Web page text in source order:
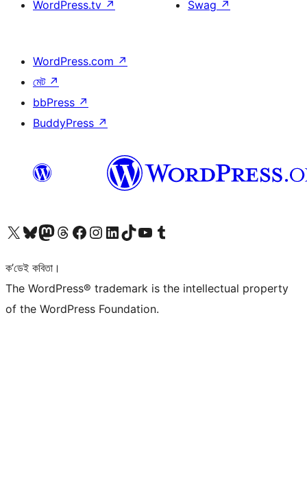
WordPress.tv ↗
Swag ↗
WordPress.com ↗
মেট ↗
bbPress ↗
BuddyPress ↗
আমাৰ X (আগৰ Twitter) একাউণ্টলৈ যাওকআমাৰ Bluesky একাউণ্টলৈ যাওকআমাৰ Mastodon একাউণ্টলৈ যাওকআমাৰ Threads একাউণ্টলৈ যাওকআমাৰ Facebook পৃষ্ঠালৈ যাওকআমাৰ Instagram একাউণ্টলৈ যাওকআমাৰ LinkedIn একাউণ্টলৈ যাওকআমাৰ TikTok একাউণ্টলৈ যাওকআমাৰ YouTube চেনেললৈ যাওকআমাৰ Tumblr একাউণ্টলৈ যাওক
ক’ডেই কবিতা।
The WordPress® trademark is the intellectual property
of the WordPress Foundation.